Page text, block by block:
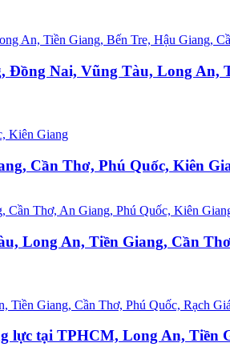
Nai, Vũng Tàu, Long An,
Cần Thơ, Phú Quốc, Kiên
Long An, Tiền Giang, Cần
lực tại TPHCM, Long An, Tiền